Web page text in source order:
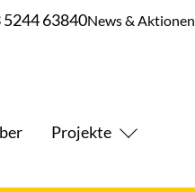
5244 63840News & Aktionen
Projekte